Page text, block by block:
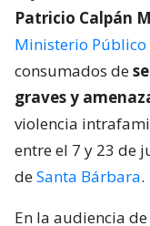
Patricio Calpán
Ministerio Público
consumados de
graves y
violencia
entre el 7 y 23 de
deSanta Bárbara.
En la audiencia